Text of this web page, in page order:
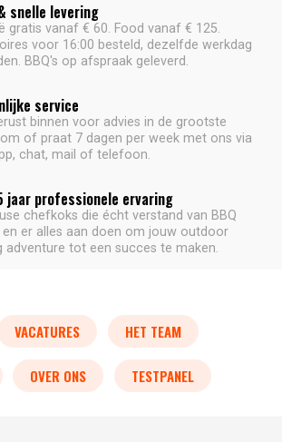
snelle levering
gratis vanaf € 60. Food vanaf € 125.
voor 16:00 besteld, dezelfde werkdag
BBQ's op afspraak geleverd.
service
binnen voor advies in de grootste
of praat 7 dagen per week met ons via
chat, mail of telefoon.
jaar professionele ervaring
chefkoks die écht verstand van BBQ
en er alles aan doen om jouw outdoor
adventure tot een succes te maken.
VACATURES HET TEAM
OVER ONS TESTPANEL